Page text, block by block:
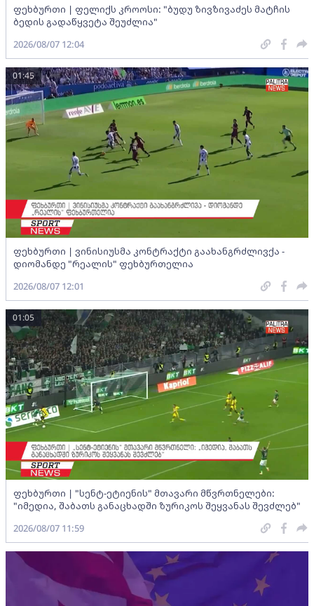
ფეხბურთი | ფელიქს კროოსი: "ბუდუ ზივზივაძეს მატჩის
ბედის გადაწყვეტა შეუძლია"
2026/08/07 12:04
ფეხბურთი | ვინისიუსმა კონტრაქტი გაახანგრძლივქა -
დიომანდე "რეალის" ფეხბურთელია
01:45
2026/08/07 12:01
ფეხბურთი | "სენტ-ეტიენის" მთავარი მწვრთნელები:
"იმედია, შაბათს განაცხადში ზურიკოს შეყვანას შევძლებ"
01:05
2026/08/07 11:59